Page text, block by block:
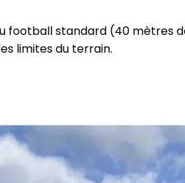
football standard (40 mètres
limites du terrain.